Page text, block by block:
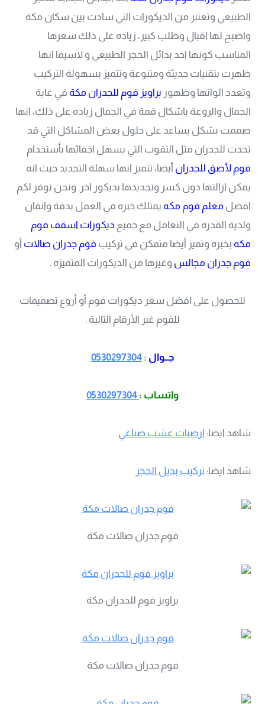
الطبيعي وتعتبر من الديكورات التي سادت بين سكان مكة
واصبح لها اقبال وطلب كبير، زياده على ذلك سعرها
المناسب كونها احد بدائل الحجر الطبيعي و لاسيما انها
ظهرت بتقنيات حديثة ومتنوعة وتتميز بسهولة التركيب
وتعدد الوانها وظهور براويز فوم للجدران مكة في غاية
الجمال والروعة باشكال قمة في الجمال زياده على ذلك، انها
صممت بشكل يساعد على حلول بعض المشاكل التي قد
تحدث للجدران مثل الثقوب التي يسهل اخفائها بأستخدام
فوم لأصق للجدران أيضا، تتميز انها سهلة التجديد حيث انه
يمكن ازالتها دون كسر وتجديدها بديكور اخر. ونحن نوفر لكم
افضل معلم فوم مكه يمتلك خبره في العمل بدقة واتقان
ولدية القدره في التعامل مع جميع ديكورات اسقف فوم
مكه بخبره وتميز أيضا متمكن في تركيب فوم جدران صالات أو
فوم جدران مجالس وغيرها من الديكورات المتميزه .
للحصول على افضل سعر ديكورات فوم أو أروع تصميمات
للفوم غبر الأرقام التالية :
جــوال :
0530297304
واتساب :
شاهد ايضا: ارضيات عشب صناعي
شاهد ايضا: تركيب بديل الحجر
فوم جدران صالات مكة
براويز فوم للجدران مكة
فوم جدران صالات مكة